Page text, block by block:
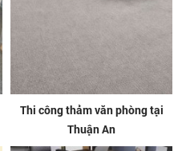
Thi công thảm văn phòng tại
Thuận An